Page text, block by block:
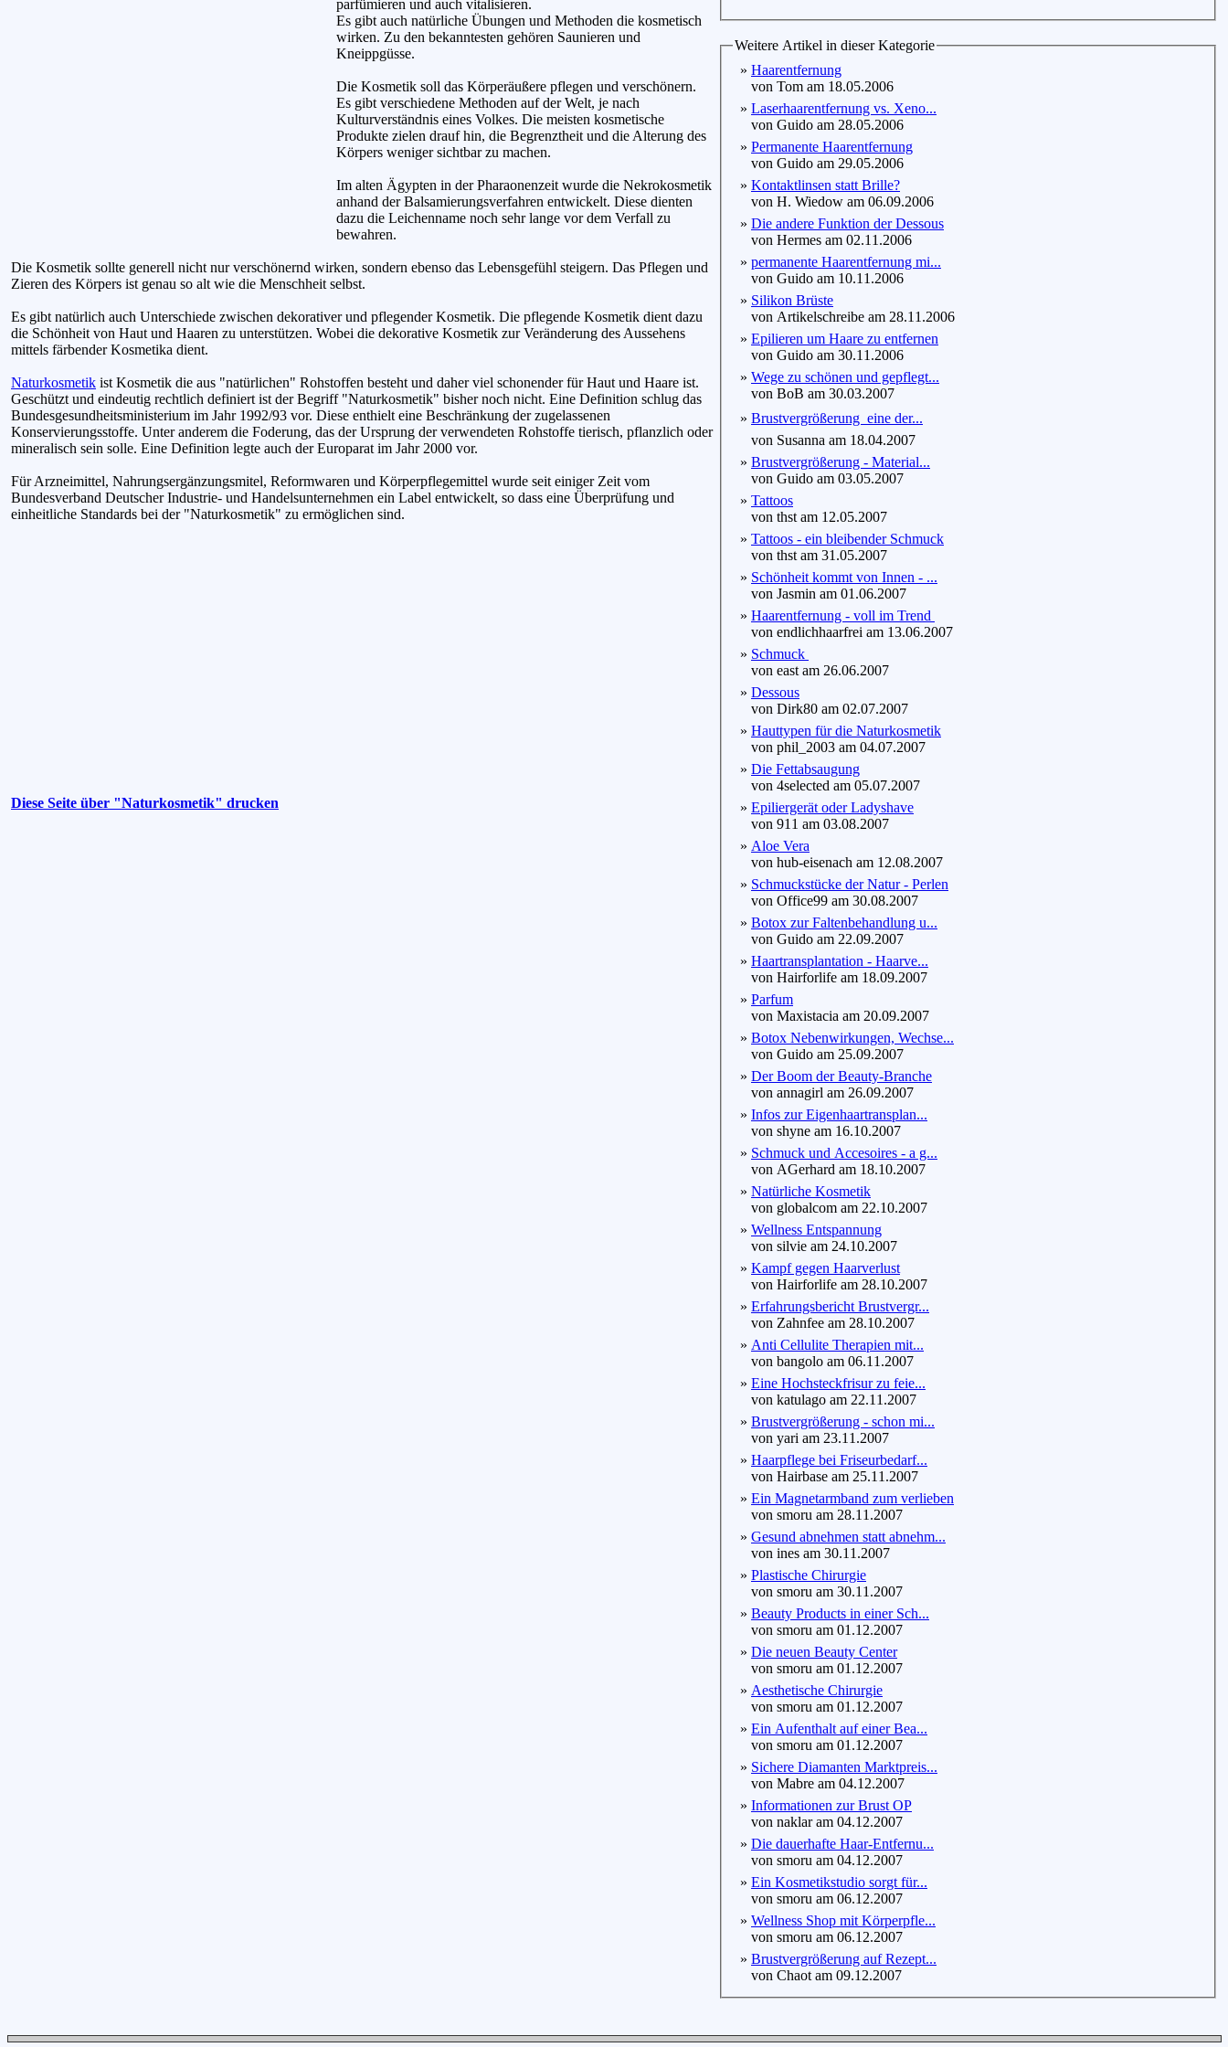
parfümieren und auch vitalisieren.
Es gibt auch natürliche Übungen und Methoden die kosmetisch
wirken. Zu den bekanntesten gehören Saunieren und
Kneippgüsse.
Die Kosmetik soll das Körperäußere pflegen und verschönern.
Es gibt verschiedene Methoden auf der Welt, je nach
Kulturverständnis eines Volkes. Die meisten kosmetische
Produkte zielen drauf hin, die Begrenztheit und die Alterung des
Körpers weniger sichtbar zu machen.
Im alten Ägypten in der Pharaonenzeit wurde die Nekrokosmetik
anhand der Balsamierungsverfahren entwickelt. Diese dienten
dazu die Leichenname noch sehr lange vor dem Verfall zu
bewahren.
Die Kosmetik sollte generell nicht nur verschönernd wirken, sondern ebenso das Lebensgefühl steigern. Das Pflegen und
Zieren des Körpers ist genau so alt wie die Menschheit selbst.
Es gibt natürlich auch Unterschiede zwischen dekorativer und pflegender Kosmetik. Die pflegende Kosmetik dient dazu
die Schönheit von Haut und Haaren zu unterstützen. Wobei die dekorative Kosmetik zur Veränderung des Aussehens
mittels färbender Kosmetika dient.
Naturkosmetik ist Kosmetik die aus "natürlichen" Rohstoffen besteht und daher viel schonender für Haut und Haare ist.
Geschützt und eindeutig rechtlich definiert ist der Begriff "Naturkosmetik" bisher noch nicht. Eine Definition schlug das
Bundesgesundheitsministerium im Jahr 1992/93 vor. Diese enthielt eine Beschränkung der zugelassenen
Konservierungsstoffe. Unter anderem die Foderung, das der Ursprung der verwendeten Rohstoffe tierisch, pflanzlich oder
mineralisch sein solle. Eine Definition legte auch der Europarat im Jahr 2000 vor.
Für Arzneimittel, Nahrungsergänzungsmitel, Reformwaren und Körperpflegemittel wurde seit einiger Zeit vom
Bundesverband Deutscher Industrie- und Handelsunternehmen ein Label entwickelt, so dass eine Überprüfung und
einheitliche Standards bei der "Naturkosmetik" zu ermöglichen sind.
Diese Seite über "Naturkosmetik" drucken
Weitere Artikel in dieser Kategorie
» Haarentfernung
von Tom am 18.05.2006
» Laserhaarentfernung vs. Xeno...
von Guido am 28.05.2006
» Permanente Haarentfernung
von Guido am 29.05.2006
» Kontaktlinsen statt Brille?
von H. Wiedow am 06.09.2006
» Die andere Funktion der Dessous
von Hermes am 02.11.2006
» permanente Haarentfernung mi...
von Guido am 10.11.2006
» Silikon Brüste
von Artikelschreibe am 28.11.2006
» Epilieren um Haare zu entfernen
von Guido am 30.11.2006
» Wege zu schönen und gepflegt...
von BoB am 30.03.2007
» Brustvergrößerung  eine der...
von Susanna am 18.04.2007
» Brustvergrößerung - Material...
von Guido am 03.05.2007
» Tattoos
von thst am 12.05.2007
» Tattoos - ein bleibender Schmuck
von thst am 31.05.2007
» Schönheit kommt von Innen - ...
von Jasmin am 01.06.2007
» Haarentfernung - voll im Trend
von endlichhaarfrei am 13.06.2007
» Schmuck
von east am 26.06.2007
» Dessous
von Dirk80 am 02.07.2007
» Hauttypen für die Naturkosmetik
von phil_2003 am 04.07.2007
» Die Fettabsaugung
von 4selected am 05.07.2007
» Epiliergerät oder Ladyshave
von 911 am 03.08.2007
» Aloe Vera
von hub-eisenach am 12.08.2007
» Schmuckstücke der Natur - Perlen
von Office99 am 30.08.2007
» Botox zur Faltenbehandlung u...
von Guido am 22.09.2007
» Haartransplantation - Haarve...
von Hairforlife am 18.09.2007
» Parfum
von Maxistacia am 20.09.2007
» Botox Nebenwirkungen, Wechse...
von Guido am 25.09.2007
» Der Boom der Beauty-Branche
von annagirl am 26.09.2007
» Infos zur Eigenhaartransplan...
von shyne am 16.10.2007
» Schmuck und Accesoires - a g...
von AGerhard am 18.10.2007
» Natürliche Kosmetik
von globalcom am 22.10.2007
» Wellness Entspannung
von silvie am 24.10.2007
» Kampf gegen Haarverlust
von Hairforlife am 28.10.2007
» Erfahrungsbericht Brustvergr...
von Zahnfee am 28.10.2007
» Anti Cellulite Therapien mit...
von bangolo am 06.11.2007
» Eine Hochsteckfrisur zu feie...
von katulago am 22.11.2007
» Brustvergrößerung - schon mi...
von yari am 23.11.2007
» Haarpflege bei Friseurbedarf...
von Hairbase am 25.11.2007
» Ein Magnetarmband zum verlieben
von smoru am 28.11.2007
» Gesund abnehmen statt abnehm...
von ines am 30.11.2007
» Plastische Chirurgie
von smoru am 30.11.2007
» Beauty Products in einer Sch...
von smoru am 01.12.2007
» Die neuen Beauty Center
von smoru am 01.12.2007
» Aesthetische Chirurgie
von smoru am 01.12.2007
» Ein Aufenthalt auf einer Bea...
von smoru am 01.12.2007
» Sichere Diamanten Marktpreis...
von Mabre am 04.12.2007
» Informationen zur Brust OP
von naklar am 04.12.2007
» Die dauerhafte Haar-Entfernu...
von smoru am 04.12.2007
» Ein Kosmetikstudio sorgt für...
von smoru am 06.12.2007
» Wellness Shop mit Körperpfle...
von smoru am 06.12.2007
» Brustvergrößerung auf Rezept...
von Chaot am 09.12.2007